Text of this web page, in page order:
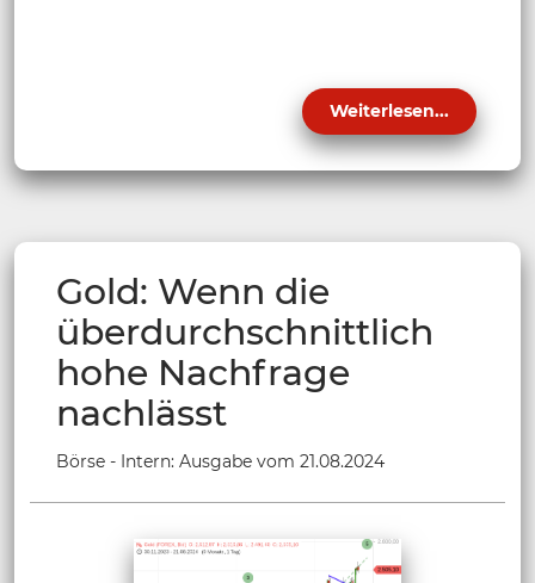
Weiterlesen...
Gold: Wenn die
überdurchschnittlich
hohe Nachfrage
nachlässt
Börse - Intern: Ausgabe vom 21.08.2024